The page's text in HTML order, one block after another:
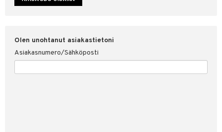
Olen unohtanut asiakastietoni
Asiakasnumero/Sähköposti